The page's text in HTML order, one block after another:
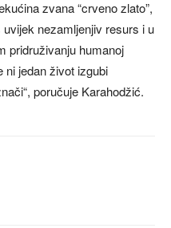
zvana “crveno zlato”,
nezamljenjiv resurs i u
pridruživanju humanoj
ni jedan život izgubi
poručuje Karahodžić.